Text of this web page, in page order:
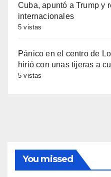
Cuba, apuntó a Trump y
internacionales
5 vistas
Pánico en el centro de
hirió con unas tijeras a
5 vistas
You missed